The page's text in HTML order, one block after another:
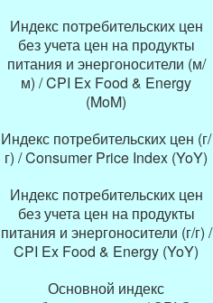
Индекс потребительских цен
без учета цен на продукты
питания и энергоносители (м/
м) / CPI Ex Food & Energy
(MoM)
Индекс потребительских цен (г/
г) / Consumer Price Index (YoY)
Индекс потребительских цен
без учета цен на продукты
питания и энергоносители (г/г) /
CPI Ex Food & Energy (YoY)
Основной индекс